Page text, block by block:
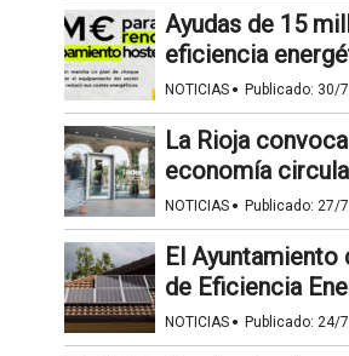
Ayudas de 15
eficiencia
NOTICIAS · Publicado: 30/
La Rioja
economía
NOTICIAS · Publicado: 27/
El Ayuntamiento
de Eficiencia
NOTICIAS · Publicado: 24/